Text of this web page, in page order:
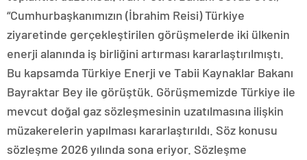
“Cumhurbaşkanımızın (İbrahim Reisi) Türkiye
ziyaretinde gerçekleştirilen görüşmelerde iki ülkenin
enerji alanında iş birliğini artırması kararlaştırılmıştı.
Bu kapsamda Türkiye Enerji ve Tabii Kaynaklar Bakanı
Bayraktar Bey ile görüştük. Görüşmemizde Türkiye ile
mevcut doğal gaz sözleşmesinin uzatılmasına ilişkin
müzakerelerin yapılması kararlaştırıldı. Söz konusu
sözleşme 2026 yılında sona eriyor. Sözleşme